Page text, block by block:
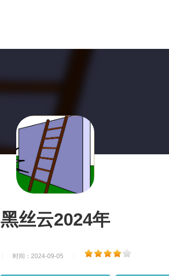
黑丝云2024年
时间：2024-09-05